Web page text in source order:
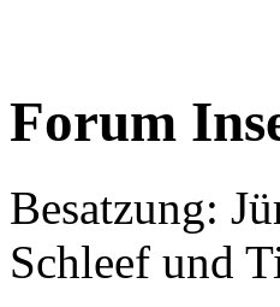
Forum
Besatzung:
Schleef und